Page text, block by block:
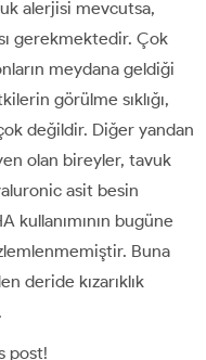
alerjisi mevcutsa,
gerekmektedir. Çok
meydana geldiği
görülme sıklığı,
değildir. Diğer yandan
olan bireyler, tavuk
asit besin
kullanımının bugüne
Buna
deride kızarıklık
post!